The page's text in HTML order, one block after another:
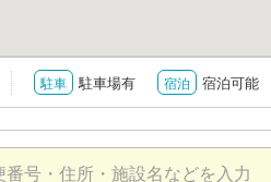
駐車 駐車場有 宿泊 宿泊可能